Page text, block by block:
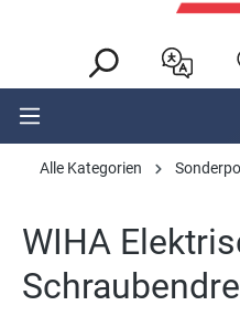
Alle Kategorien
WIHA